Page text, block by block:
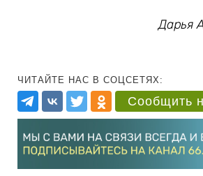
Дарья
ЧИТАЙТЕ НАС В СОЦСЕТЯХ:
Сообщить